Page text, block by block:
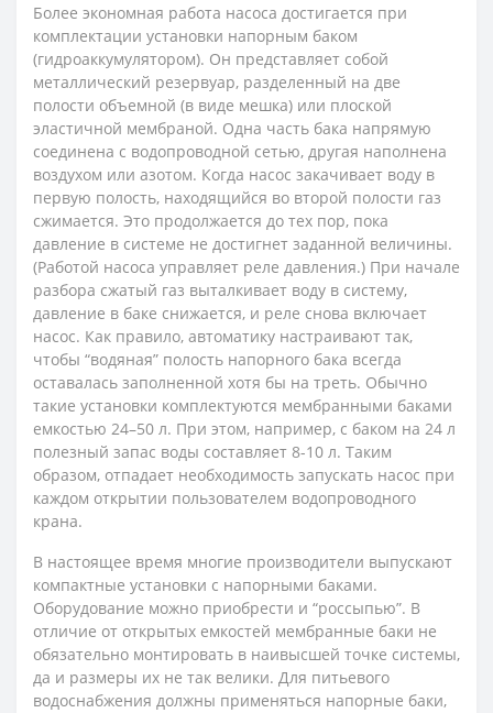
Более экономная работа насоса достигается при
комплектации установки напорным баком
(гидроаккумулятором). Он представляет собой
металлический резервуар, разделенный на две
полости объемной (в виде мешка) или плоской
эластичной мембраной. Одна часть бака напрямую
соединена с водопроводной сетью, другая наполнена
воздухом или азотом. Когда насос закачивает воду в
первую полость, находящийся во второй полости газ
сжимается. Это продолжается до тех пор, пока
давление в системе не достигнет заданной величины.
(Работой насоса управляет реле давления.) При начале
разбора сжатый газ выталкивает воду в систему,
давление в баке снижается, и реле снова включает
насос. Как правило, автоматику настраивают так,
чтобы “водяная” полость напорного бака всегда
оставалась заполненной хотя бы на треть. Обычно
такие установки комплектуются мембранными баками
емкостью 24–50 л. При этом, например, с баком на 24 л
полезный запас воды составляет 8-10 л. Таким
образом, отпадает необходимость запускать насос при
каждом открытии пользователем водопроводного
крана.
В настоящее время многие производители выпускают
компактные установки с напорными баками.
Оборудование можно приобрести и “россыпью”. В
отличие от открытых емкостей мембранные баки не
обязательно монтировать в наивысшей точке системы,
да и размеры их не так велики. Для питьевого
водоснабжения должны применяться напорные баки,